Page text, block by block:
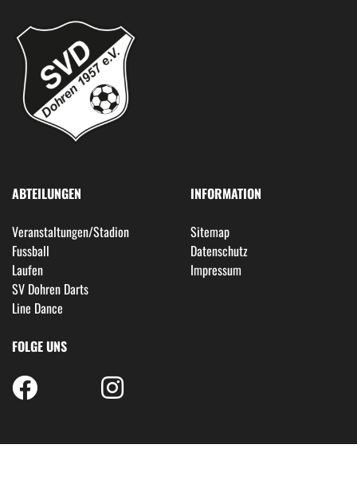
ABTEILUNGEN
Veranstaltungen/Stadion
Fussball
Laufen
SV Dohren Darts
Line Dance
INFORMATION
Sitemap
Datenschutz
Impressum
FOLGE UNS